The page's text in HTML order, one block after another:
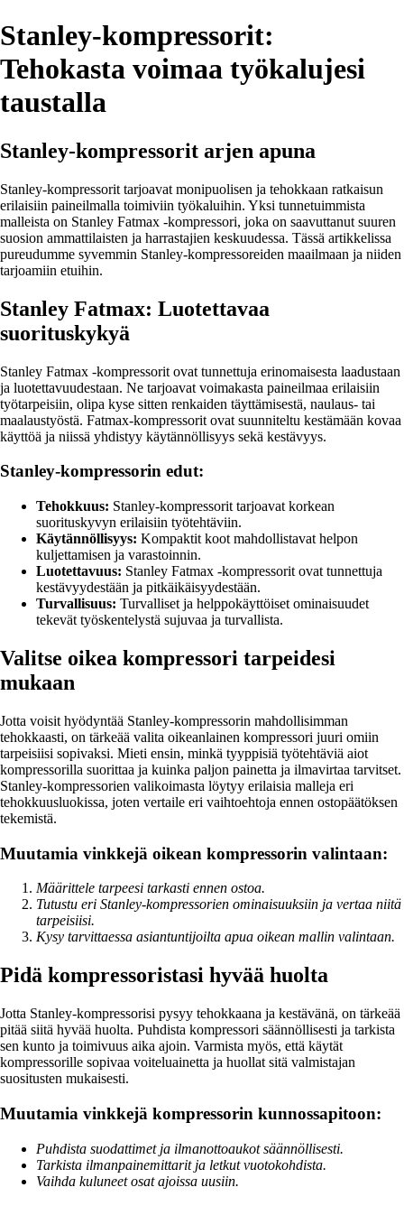
Stanley-kompressorit:
Tehokasta voimaa työkalujesi
taustalla
Stanley-kompressorit arjen apuna
Stanley-kompressorit tarjoavat monipuolisen ja tehokkaan ratkaisun
erilaisiin paineilmalla toimiviin työkaluihin. Yksi tunnetuimmista
malleista on Stanley Fatmax -kompressori, joka on saavuttanut suuren
suosion ammattilaisten ja harrastajien keskuudessa. Tässä artikkelissa
pureudumme syvemmin Stanley-kompressoreiden maailmaan ja niiden
tarjoamiin etuihin.
Stanley Fatmax: Luotettavaa
suorituskykyä
Stanley Fatmax -kompressorit ovat tunnettuja erinomaisesta laadustaan
ja luotettavuudestaan. Ne tarjoavat voimakasta paineilmaa erilaisiin
työtarpeisiin, olipa kyse sitten renkaiden täyttämisestä, naulaus- tai
maalaustyöstä. Fatmax-kompressorit ovat suunniteltu kestämään kovaa
käyttöä ja niissä yhdistyy käytännöllisyys sekä kestävyys.
Stanley-kompressorin edut:
Tehokkuus: Stanley-kompressorit tarjoavat korkean
suorituskyvyn erilaisiin työtehtäviin.
Käytännöllisyys: Kompaktit koot mahdollistavat helpon
kuljettamisen ja varastoinnin.
Luotettavuus: Stanley Fatmax -kompressorit ovat tunnettuja
kestävyydestään ja pitkäikäisyydestään.
Turvallisuus: Turvalliset ja helppokäyttöiset ominaisuudet
tekevät työskentelystä sujuvaa ja turvallista.
Valitse oikea kompressori tarpeidesi
mukaan
Jotta voisit hyödyntää Stanley-kompressorin mahdollisimman
tehokkaasti, on tärkeää valita oikeanlainen kompressori juuri omiin
tarpeisiisi sopivaksi. Mieti ensin, minkä tyyppisiä työtehtäviä aiot
kompressorilla suorittaa ja kuinka paljon painetta ja ilmavirtaa tarvitset.
Stanley-kompressorien valikoimasta löytyy erilaisia malleja eri
tehokkuusluokissa, joten vertaile eri vaihtoehtoja ennen ostopäätöksen
tekemistä.
Muutamia vinkkejä oikean kompressorin valintaan:
Määrittele tarpeesi tarkasti ennen ostoa.
Tutustu eri Stanley-kompressorien ominaisuuksiin ja vertaa niitä
tarpeisiisi.
Kysy tarvittaessa asiantuntijoilta apua oikean mallin valintaan.
Pidä kompressoristasi hyvää huolta
Jotta Stanley-kompressorisi pysyy tehokkaana ja kestävänä, on tärkeää
pitää siitä hyvää huolta. Puhdista kompressori säännöllisesti ja tarkista
sen kunto ja toimivuus aika ajoin. Varmista myös, että käytät
kompressorille sopivaa voiteluainetta ja huollat sitä valmistajan
suositusten mukaisesti.
Muutamia vinkkejä kompressorin kunnossapitoon:
Puhdista suodattimet ja ilmanottoaukot säännöllisesti.
Tarkista ilmanpainemittarit ja letkut vuotokohdista.
Vaihda kuluneet osat ajoissa uusiin.